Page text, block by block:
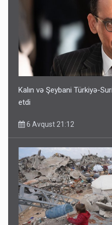
Kalın və Şeybani Türkiyə-
etdi
6 Avqust 21:12